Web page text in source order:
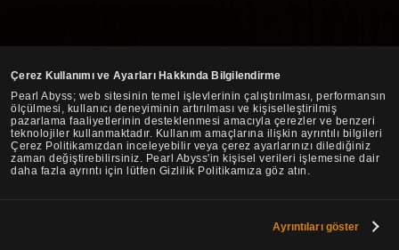
Çerez Kullanımı ve Ayarları Hakkında Bilgilendirme
Pearl Abyss; web sitesinin temel işlevlerinin çalıştırılması, performansın
ölçülmesi, kullanıcı deneyiminin artırılması ve kişiselleştirilmiş
pazarlama faaliyetlerinin desteklenmesi amacıyla çerezler ve benzeri
teknolojiler kullanmaktadır. Kullanım amaçlarına ilişkin ayrıntılı bilgileri
Çerez Politikamızdan inceleyebilir veya çerez ayarlarınızı dilediğiniz
zaman değiştirebilirsiniz. Pearl Abyss'in kişisel verileri işlemesine dair
daha fazla ayrıntı için lütfen Gizlilik Politikamıza göz atın.
Ayrıntıları göster